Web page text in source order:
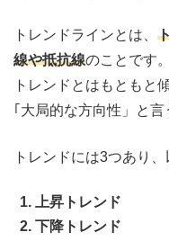
トレンドラインとは、
線や抵抗線のことです。
トレンドとはもともと
｢大局的な方向性」と言
トレンドには3つあり
上昇トレンド
下降トレンド